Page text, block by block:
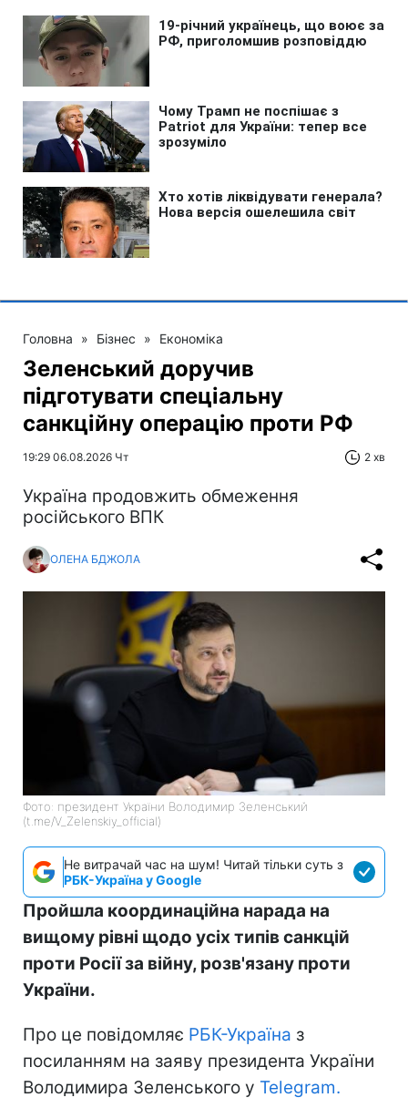
Головна » Бізнес » Економіка
Зеленський доручив
підготувати спеціальну
санкційну операцію проти РФ
19:29 06.08.2026 Чт 2 хв
Україна продовжить обмеження
російського ВПК
ОЛЕНА БДЖОЛА
Фото: президент України Володимир Зеленський
(t.me/V_Zelenskiy_official)
Не витрачай час на шум! Читай тільки суть з
РБК-Україна у Google
Пройшла координаційна нарада на
вищому рівні щодо усіх типів санкцій
проти Росії за війну, розв'язану проти
України.
Про це повідомляє РБК-Україна з
посиланням на заяву президента України
Володимира Зеленського у Telegram.